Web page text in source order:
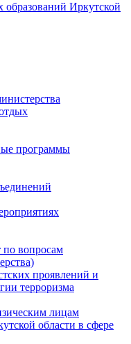
Иркутской
программы
вопросам
проявлений и
терроризма
лицам
области в сфере